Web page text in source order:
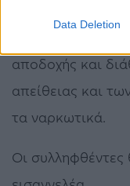
Data Deletion
αποδοχής και
απείθειας και
τα ναρκωτικά.
Οι